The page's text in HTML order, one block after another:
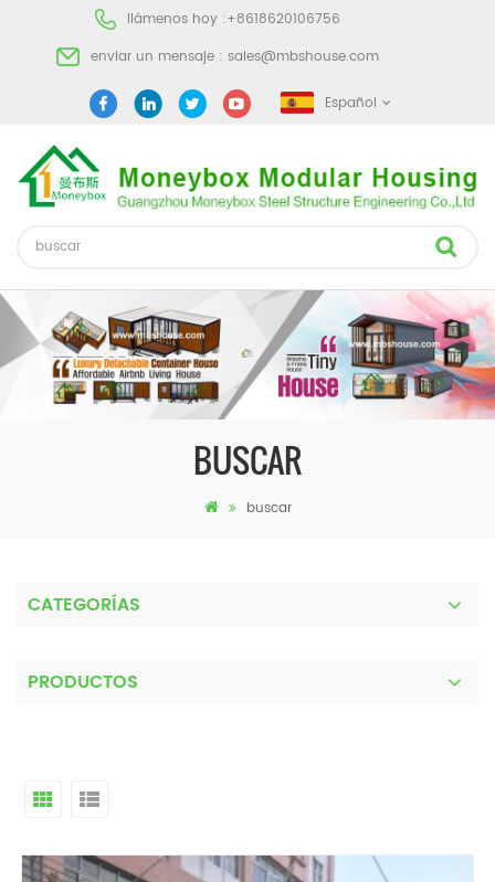
llámenos hoy :+8618620106756
enviar un mensaje : sales@mbshouse.com
Español
BUSCAR
buscar
CATEGORÍAS
PRODUCTOS